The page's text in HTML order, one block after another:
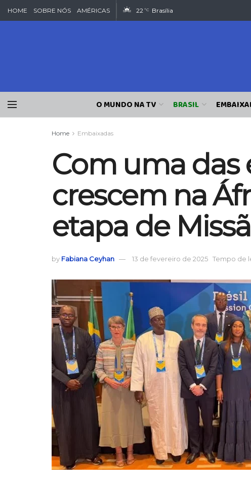
HOME SOBRE NÓS AMÉRICAS 22 °C Brasília
O MUNDO NA TV BRASIL
Home Embaixadas
Com uma das
crescem na
etapa de
by Fabiana Ceyhan 13 de fevereiro de 2025 Tempo de